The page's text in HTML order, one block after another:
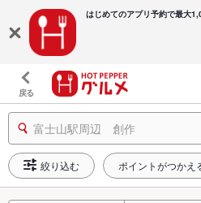
はじめてのアプリ予約で最大
戻る
富士山駅周辺 創作
絞り込む ポイントがつかえ